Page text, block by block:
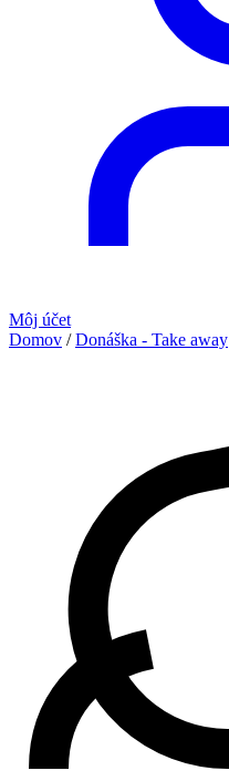
Môj účet
Domov /Donáška - Take away